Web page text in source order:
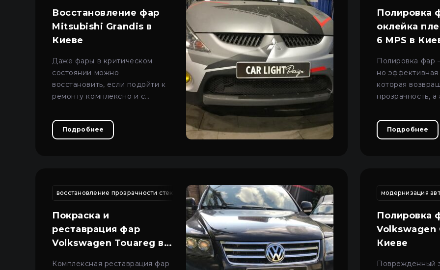
Восстановление фар
Mitsubishi Grandis в
Киеве
Даже фары в критическом
состоянии можно
восстановить, если подойти к
ремонту комплексно и с
решениями.
Подробнее
Полировка
оклейка
6 MPS в
Полировка фар
но
которая
прозрачность,
свет.
Подробнее
восстановление прозрачности стекол восстановление разбитой фары реставрация фар чистка фар
Покраска и
реставрация фар
Volkswagen Touareg в
Комплексная реставрация фар
модернизация
Полировка
Volkswagen
Киеве
Поврежденный